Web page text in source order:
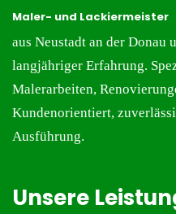
Maler- und Lackiermeister
aus Neustadt an der Donau
langjähriger Erfahrung.
Malerarbeiten,
Kundenorientiert,
Ausführung.
Unsere